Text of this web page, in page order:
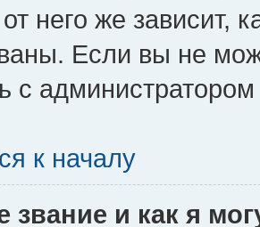
него же зависит,
Если вы не
с
к началу
звание и как я